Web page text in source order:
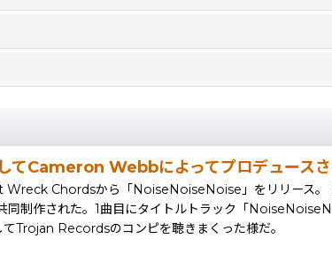
Cameron Webbによってプロデュース
Chordsから「NoiseNoiseNoise」をリリース
作された。1曲目にタイトルトラック「
Recordsのコンピを聴きまくった様だ。